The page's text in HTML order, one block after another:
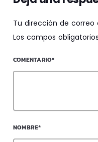
Tu dirección de correo
Los campos
COMENTARIO*
NOMBRE*